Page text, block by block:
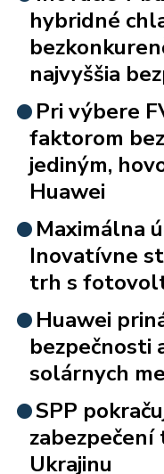
hybridné
najvyššia
Pri výbere
faktorom
jediným,
Huawei
Maximálna
Inovatívne
trh s
Huawei
bezpečnosti
solárnych
SPP
Ukrajinu